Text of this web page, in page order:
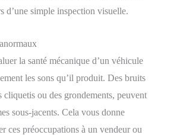
d’une simple inspection visuelle.
la santé mécanique d’un véhicule
les sons qu’il produit. Des bruits
cliquetis ou des grondements, peuvent
sous-jacents. Cela vous donne
ces préoccupations à un vendeur ou